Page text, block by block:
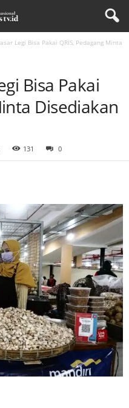
Legi Bisa Pakai QRIS, Pedagang Minta
Bisa Pakai
Disediakan
131 0